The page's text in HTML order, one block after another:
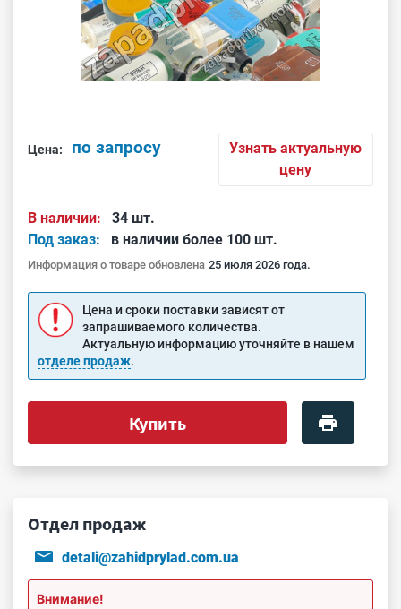
Цена: по запросу
Узнать актуальную
цену
В наличии:
34 шт.
Под заказ:
в наличии более 100 шт.
Информация о товаре обновлена 25 июля 2026 года.
Цена и сроки поставки зависят от
запрашиваемого количества.
Актуальную информацию уточняйте в нашем
отделе продаж.
Купить
Отдел продаж
detali@zahidprylad.com.ua
Внимание!